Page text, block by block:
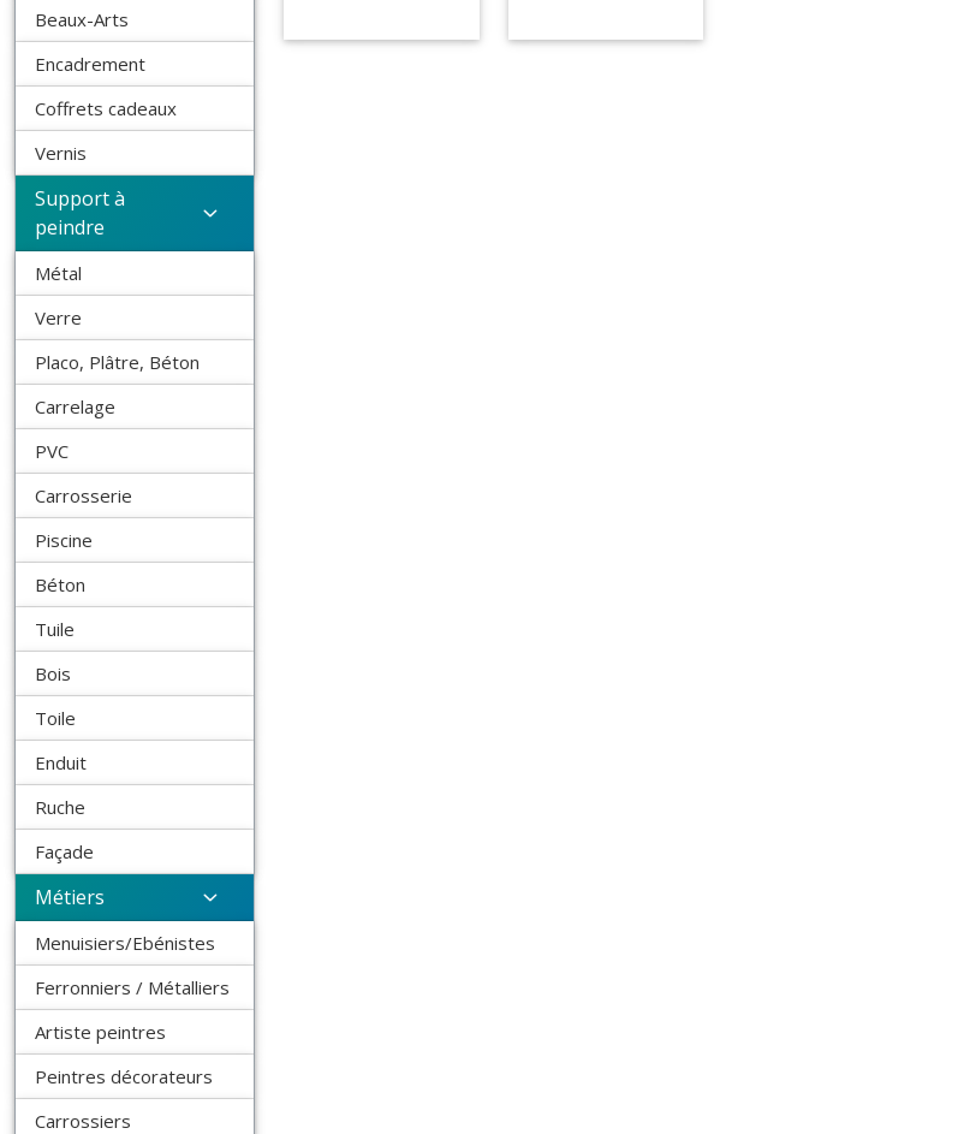
Beaux-Arts
Encadrement
Coffrets cadeaux
Vernis
Support à
peindre
Métal
Verre
Placo, Plâtre, Béton
Carrelage
PVC
Carrosserie
Piscine
Béton
Tuile
Bois
Toile
Enduit
Ruche
Façade
Métiers
Menuisiers/Ebénistes
Ferronniers / Métalliers
Artiste peintres
Peintres décorateurs
Carrossiers